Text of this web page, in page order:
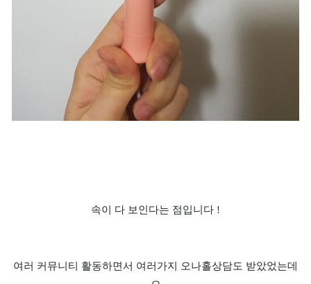
속이 다 보인다는 점입니다 !
여러 커뮤니티 활동하면서 여러가지 오나홀상담도 받았었는데